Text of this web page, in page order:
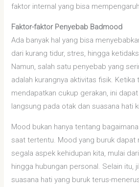
faktor internal yang bisa
Faktor-faktor Penyebab Badmood
Ada banyak hal yang bisa
dari kurang tidur, stres, hingga
Namun, salah satu penyebab yang
adalah kurangnya aktivitas fisik. Ketika
mendapatkan cukup gerakan, ini
langsung pada otak dan suasana hati
Mood bukan hanya tentang
saat tertentu. Mood yang buruk dapat
segala aspek kehidupan kita, mulai
hingga hubungan personal. Selain itu,
suasana hati yang buruk terus-